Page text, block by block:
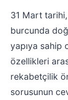
31 Mart
burcunda
yapıya sahip
özellikleri
rekabetçilik
sorusunun